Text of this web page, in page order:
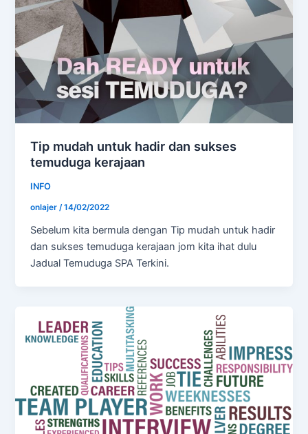
Tip mudah untuk hadir dan sukses
temuduga kerajaan
INFO
onlajer/14/02/2022
Sebelum kita bermula dengan Tip mudah untuk hadir
dan sukses temuduga kerajaan jom kita ihat dulu
Jadual Temuduga SPA Terkini.